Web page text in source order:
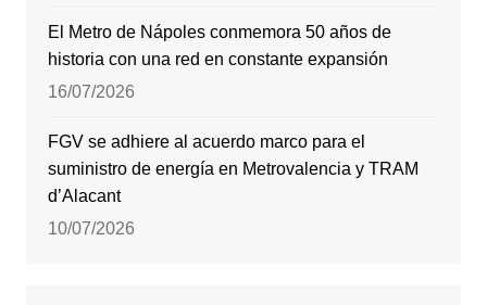
El Metro de Nápoles conmemora 50 años de
historia con una red en constante expansión
16/07/2026
FGV se adhiere al acuerdo marco para el
suministro de energía en Metrovalencia y TRAM
d’Alacant
10/07/2026